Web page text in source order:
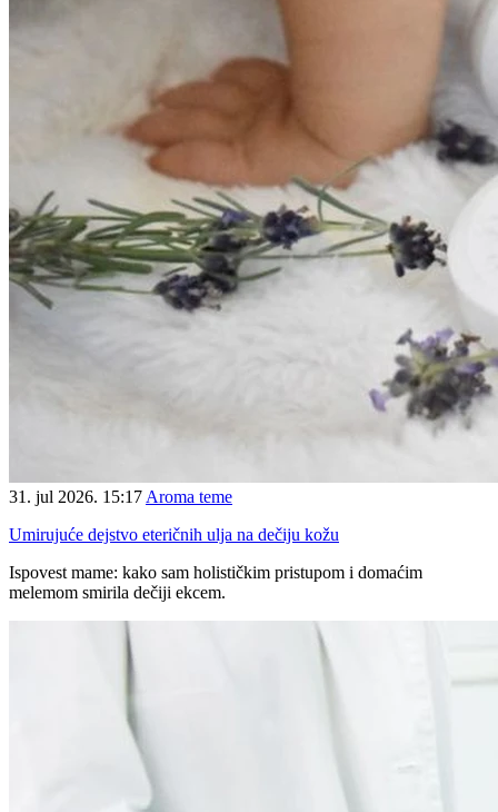
31. jul 2026. 15:17 Aroma teme
Umirujuće dejstvo eteričnih ulja na dečiju kožu
Ispovest mame: kako sam holističkim pristupom i domaćim
melemom smirila dečiji ekcem.